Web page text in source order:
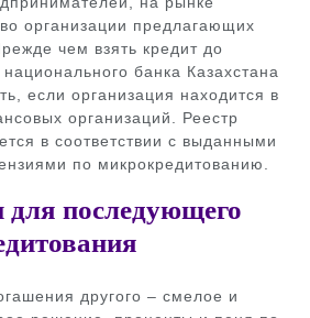
организации предлагающих
чем взять кредит до
банка Казахстана
если организация находится в
организаций. Реестр
в соответствии с выданными
по микрокредитованию.
для последующего
другого – смелое и